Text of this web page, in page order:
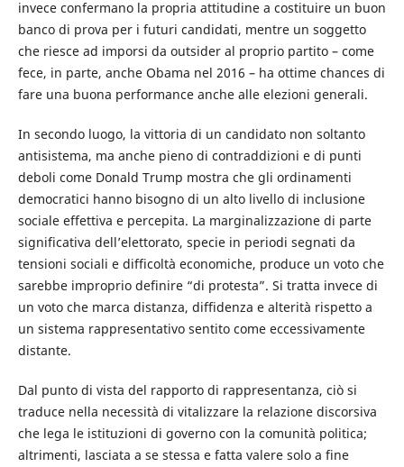
invece confermano la propria attitudine a costituire un buon
banco di prova per i futuri candidati, mentre un soggetto
che riesce ad imporsi da outsider al proprio partito – come
fece, in parte, anche Obama nel 2016 – ha ottime chances di
fare una buona performance anche alle elezioni generali.
In secondo luogo, la vittoria di un candidato non soltanto
antisistema, ma anche pieno di contraddizioni e di punti
deboli come Donald Trump mostra che gli ordinamenti
democratici hanno bisogno di un alto livello di inclusione
sociale effettiva e percepita. La marginalizzazione di parte
significativa dell’elettorato, specie in periodi segnati da
tensioni sociali e difficoltà economiche, produce un voto che
sarebbe improprio definire “di protesta”. Si tratta invece di
un voto che marca distanza, diffidenza e alterità rispetto a
un sistema rappresentativo sentito come eccessivamente
distante.
Dal punto di vista del rapporto di rappresentanza, ciò si
traduce nella necessità di vitalizzare la relazione discorsiva
che lega le istituzioni di governo con la comunità politica;
altrimenti, lasciata a se stessa e fatta valere solo a fine